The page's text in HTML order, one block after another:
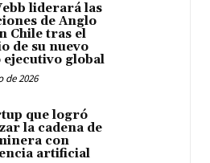
liderará las
de Anglo
Chile tras el
de su nuevo
ejecutivo global
de 2026
que logró
la cadena de
con
artificial